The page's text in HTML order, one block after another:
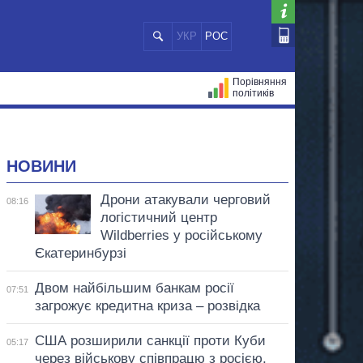
УКР РОС
Порівняння
політиків
НОВИНИ
08:16
Дрони атакували черговий
логістичний центр
Wildberries у російському
Єкатеринбурзі
07:51
Двом найбільшим банкам росії
загрожує кредитна криза – розвідка
05:17
США розширили санкції проти Куби
через військову співпрацю з росією,